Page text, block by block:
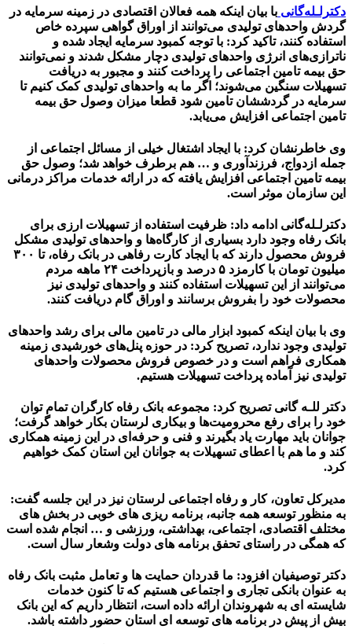
دکترلـله‌گانی با بیان اینکه همه فعالان اقتصادی در زمینه سرمایه در
گردش واحد‌های تولیدی می‌توانند از اوراق گواهی سپرده خاص
استفاده کنند، تاکید کرد: با توجه کمبود سرمایه ایجاد شده و
ناترازی‌های انرژی واحد‌های تولیدی دچار مشکل شدند و نمی‌توانند
حق بیمه تامین اجتماعی را پرداخت کنند و مجبور به دریافت
تسهیلات سنگین می‌شوند؛ اگر ما به واحدهای تولیدی کمک کنیم تا
سرمایه در گردششان تامین شود قطعا میزان وصول حق بیمه
تامین اجتماعی افزایش می‌یابد.
وی خاطرنشان کرد: با ایجاد اشتغال خیلی از مسائل اجتماعی از
جمله ازدواج، فرزندآوری و … هم برطرف خواهد شد؛ وصول حق
بیمه تامین اجتماعی افزایش یافته که در ارائه خدمات مراکز درمانی
این سازمان موثر است.
دکترلـله‌گانی ادامه داد: ظرفیت استفاده از تسهیلات ارزی برای
بانک رفاه وجود دارد بسیاری از کارگاه‌ها و واحد‌های تولیدی مشکل
فروش محصول دارند که با ایجاد کارت رفاهی در بانک رفاه، تا ۳۰۰
میلیون تومان با کارمزد ۵ درصد و بازپرداخت ۲۴ ‌ماهه مردم
می‌توانند از این تسهیلات استفاده کنند و واحد‌های تولیدی نیز
محصولات خود را بفروش برسانند و اوراق گام دریافت کنند.
وی با بیان اینکه کمبود ابزار مالی در تامین مالی برای رشد واحد‌های
تولیدی وجود ندارد، تصریح کرد: در حوزه پنل‌های خورشیدی زمینه
همکاری فراهم است و در خصوص فروش محصولات واحدهای
تولیدی نیز آماده پرداخت تسهیلات هستیم.
دکتر للـه گانی تصریح کرد: مجموعه بانک رفاه کارگران تمام توان
خود را برای رفع محرومیت‌ها و بیکاری لرستان بکار خواهد گرفت؛
جوانان باید مهارت یاد بگیرند و فنی و حرفه‌ای در این زمینه همکاری
کند و ما هم با اعطای تسهیلات به جوانان این استان کمک خواهیم
کرد.
مدیرکل تعاون، کار و رفاه اجتماعی لرستان نیز در این جلسه گفت:
به منظور توسعه همه جانبه، برنامه ریزی های خوبی در بخش های
مختلف اقتصادی، اجتماعی، بهداشتی، ورزشی و … انجام شده است
که همگی در راستای تحفق برنامه های دولت وشعار سال است.
دکتر توصیفیان افزود: ما قدردان حمایت ها و تعامل مثبت بانک رفاه
به عنوان بانکی تجاری و اجتماعی هستیم که تا کنون خدمات
شایسته ای به شهروندان ارائه داده است، انتظار داریم که این بانک
بیش از پیش در برنامه های توسعه ای استان حضور داشته باشد.